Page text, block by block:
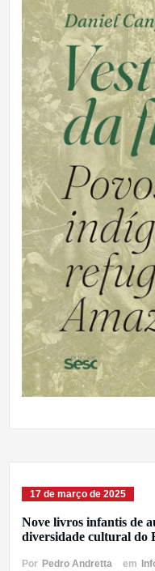
17 de março de 2025
Nove livros infantis de
diversidade cultural do
Por Pedro Andretta em